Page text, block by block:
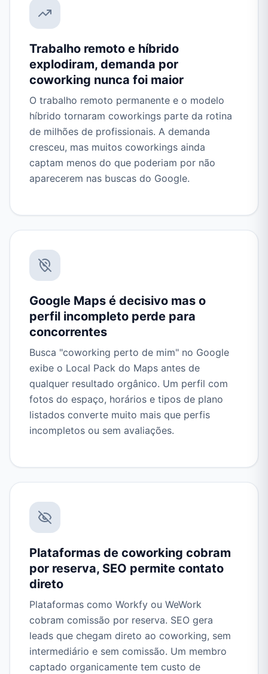
Trabalho remoto e híbrido
explodiram, demanda por
coworking nunca foi maior
O trabalho remoto permanente e o modelo
híbrido tornaram coworkings parte da rotina
de milhões de profissionais. A demanda
cresceu, mas muitos coworkings ainda
captam menos do que poderiam por não
aparecerem nas buscas do Google.
Google Maps é decisivo mas o
perfil incompleto perde para
concorrentes
Busca "coworking perto de mim" no Google
exibe o Local Pack do Maps antes de
qualquer resultado orgânico. Um perfil com
fotos do espaço, horários e tipos de plano
listados converte muito mais que perfis
incompletos ou sem avaliações.
Plataformas de coworking cobram
por reserva, SEO permite contato
direto
Plataformas como Workfy ou WeWork
cobram comissão por reserva. SEO gera
leads que chegam direto ao coworking, sem
intermediário e sem comissão. Um membro
captado organicamente tem custo de